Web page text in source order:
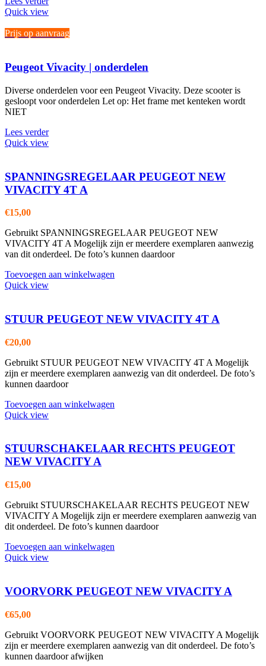
Quick view
Prijs op aanvraag
Peugeot Vivacity | onderdelen
Diverse onderdelen voor een Peugeot Vivacity. Deze scooter is
gesloopt voor onderdelen Let op: Het frame met kenteken wordt
NIET
Lees verder
Quick view
SPANNINGSREGELAAR PEUGEOT NEW
VIVACITY 4T A
€15,00
Gebruikt SPANNINGSREGELAAR PEUGEOT NEW
VIVACITY 4T A Mogelijk zijn er meerdere exemplaren aanwezig
van dit onderdeel. De foto’s kunnen daardoor
Toevoegen aan winkelwagen
Quick view
STUUR PEUGEOT NEW VIVACITY 4T A
€20,00
Gebruikt STUUR PEUGEOT NEW VIVACITY 4T A Mogelijk
zijn er meerdere exemplaren aanwezig van dit onderdeel. De foto’s
kunnen daardoor
Toevoegen aan winkelwagen
Quick view
STUURSCHAKELAAR RECHTS PEUGEOT
NEW VIVACITY A
€15,00
Gebruikt STUURSCHAKELAAR RECHTS PEUGEOT NEW
VIVACITY A Mogelijk zijn er meerdere exemplaren aanwezig van
dit onderdeel. De foto’s kunnen daardoor
Toevoegen aan winkelwagen
Quick view
VOORVORK PEUGEOT NEW VIVACITY A
€65,00
Gebruikt VOORVORK PEUGEOT NEW VIVACITY A Mogelijk
zijn er meerdere exemplaren aanwezig van dit onderdeel. De foto’s
kunnen daardoor afwijken